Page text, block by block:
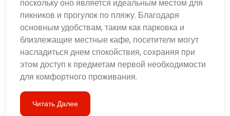
поскольку оно является идеальным местом для
пикников и прогулок по пляжу. Благодаря
основным удобствам, таким как парковка и
близлежащие местные кафе, посетители могут
насладиться днем ​​спокойствия, сохраняя при
этом доступ к предметам первой необходимости
для комфортного проживания.
Читать Далее